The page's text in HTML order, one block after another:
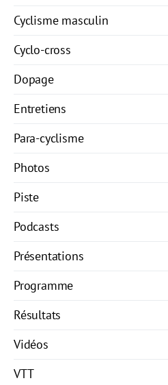
Cyclisme masculin
Cyclo-cross
Dopage
Entretiens
Para-cyclisme
Photos
Piste
Podcasts
Présentations
Programme
Résultats
Vidéos
VTT